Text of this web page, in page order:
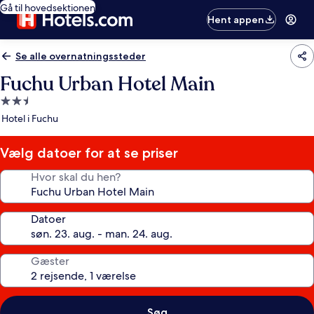
Gå til hovedsektionen
Hent appen
Se alle overnatningssteder
Fuchu Urban Hotel Main
2.5-
stjernet
Hotel i Fuchu
Vælg datoer for at se priser
Hvor skal du hen?
Datoer
Gæster